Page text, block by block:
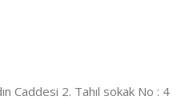
Caddesi 2. Tahıl sokak No : 4